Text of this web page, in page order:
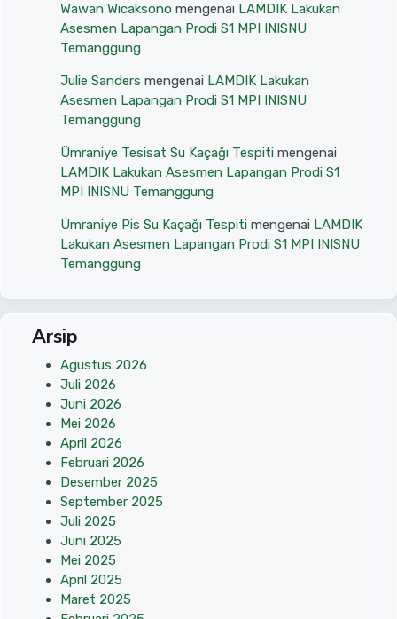
Wawan Wicaksono mengenai LAMDIK Lakukan
Asesmen Lapangan Prodi S1 MPI INISNU
Temanggung
Julie Sanders mengenai LAMDIK Lakukan
Asesmen Lapangan Prodi S1 MPI INISNU
Temanggung
Ümraniye Tesisat Su Kaçağı Tespiti mengenai
LAMDIK Lakukan Asesmen Lapangan Prodi S1
MPI INISNU Temanggung
Ümraniye Pis Su Kaçağı Tespiti mengenai LAMDIK
Lakukan Asesmen Lapangan Prodi S1 MPI INISNU
Temanggung
Arsip
Agustus 2026
Juli 2026
Juni 2026
Mei 2026
April 2026
Februari 2026
Desember 2025
September 2025
Juli 2025
Juni 2025
Mei 2025
April 2025
Maret 2025